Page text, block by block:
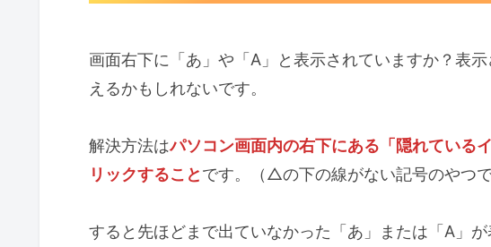
画面右下に「あ」や「A」と表示されていますか？表
えるかもしれないです。
解決方法はパソコン画面内の右下にある「隠れている
リックすることです。（△の下の線がない記号のやつで
すると先ほどまで出ていなかった「あ」または「A」